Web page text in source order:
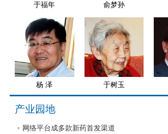
于福年 俞梦孙
杨 泽 于树玉
产业园地
网络平台成多款新药首发渠道